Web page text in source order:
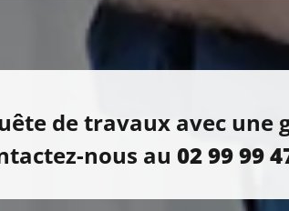
de travaux avec une
nous au 02 99 99